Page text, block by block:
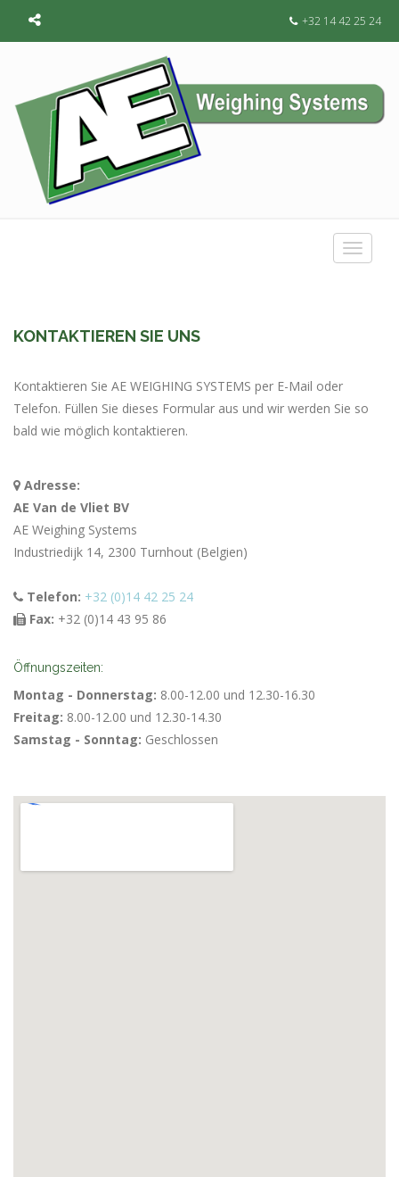
+32 14 42 25 24
Toggle
KONTAKTIEREN SIE UNS
Kontaktieren Sie AE WEIGHING SYSTEMS per E-Mail oder
Telefon. Füllen Sie dieses Formular aus und wir werden Sie so
bald wie möglich kontaktieren.
Adresse:
AE Van de Vliet BV
AE Weighing Systems
Industriedijk 14, 2300 Turnhout (Belgien)
Telefon: +32 (0)14 42 25 24
Fax: +32 (0)14 43 95 86
Öffnungszeiten:
Montag - Donnerstag: 8.00-12.00 und 12.30-16.30
Freitag: 8.00-12.00 und 12.30-14.30
Samstag - Sonntag: Geschlossen